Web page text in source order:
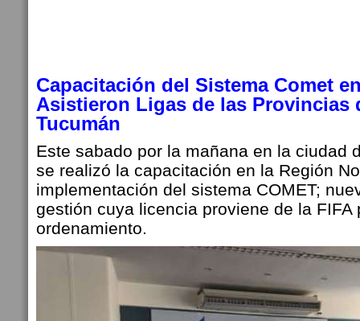
Capacitación del Sistema Comet
Asistieron Ligas de las Provincias
Tucumán
Este sabado por la mañana en la ciudad
se realizó la capacitación en la Región
implementación del sistema COMET;
gestión cuya licencia proviene de la FIFA
ordenamiento.